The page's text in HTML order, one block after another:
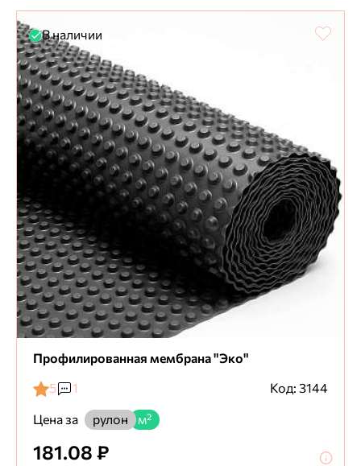
В наличии
Профилированная мембрана "Эко"
5
1
Код: 3144
Цена за
рулон м²
181.08 ₽